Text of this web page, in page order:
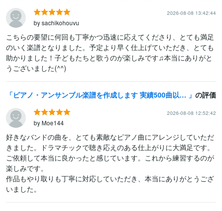
2026-08-08 13:42:44
by sachikohouvu
こちらの要望に何回も丁寧かつ迅速に応えてくださり、とても満足
のいく楽譜となりました。予定より早く仕上げていただき、とても
助かりました！子どもたちと歌うのが楽しみです♫本当にありがと
うございました(^^)
ピアノ・アンサンブル楽譜を作成します 実績500曲以上。お好きな編成やレベルに合わせて編曲します の評価
2026-08-08 12:52:42
by Moe144
好きなバンドの曲を、とても素敵なピアノ曲にアレンジしていただ
きました。ドラマチックで聴き応えのある仕上がりに大満足です。
ご依頼して本当に良かったと感じています。これから練習するのが
楽しみです。
作品もやり取りも丁寧に対応していただき、本当にありがとうござ
いました。